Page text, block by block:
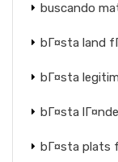
buscando
bГ¤sta land
bГ¤sta
bГ¤sta
bГ¤sta plats